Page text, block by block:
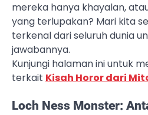
mereka hanya khayalan,
yang terlupakan? Mari kita
terkenal dari seluruh dunia
jawabannya.
Kunjungi halaman ini untuk
terkait Kisah Horor dari
Loch Ness Monster: